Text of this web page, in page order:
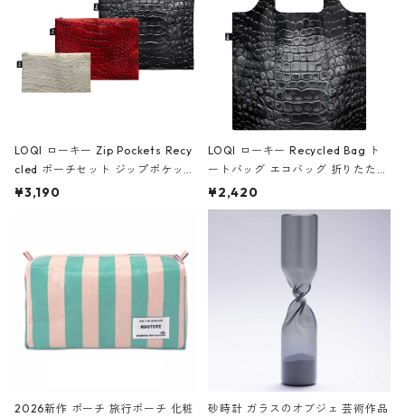
LOQI ローキー Zip Pockets Recy
cled ポーチセット ジップポケット
ファスナーポーチ 撥水加工 トラベ
ーガンディー、オフホワイト
¥3,190
LOQI ローキー Recycled Bag ト
ートバッグ エコバッグ 折りたたみ
大きめ 撥水加工 収納ポーチ CRO
CODILE/Black クロコダイル/ブラ
¥2,420
2026新作 ポーチ 旅行ポーチ 化粧
砂時計 ガラスのオブジェ 芸術作品